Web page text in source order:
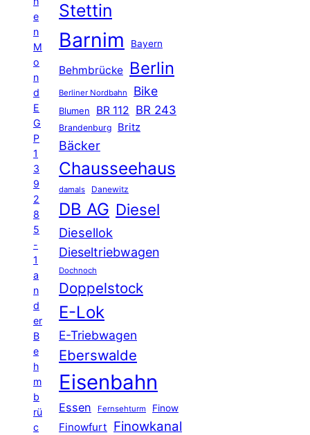
e
n
M
o
n
d
E
G
P
1
3
9
2
8
5
-
1
a
n
d
er
B
e
h
m
b
rü
c
Stettin
Barnim Bayern
Behmbrücke Berlin
Berliner Nordbahn Bike
Blumen BR 112 BR 243
Brandenburg Britz
Bäcker
Chausseehaus
damals Danewitz
DB AG Diesel
Diesellok
Dieseltriebwagen
Dochnoch
Doppelstock
E-Lok
E-Triebwagen
Eberswalde
Eisenbahn
Essen Fernsehturm Finow
Finowfurt Finowkanal